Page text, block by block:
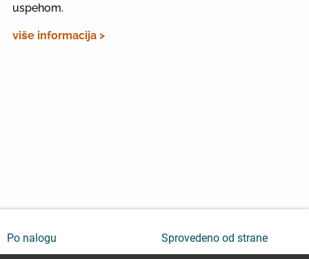
uspehom.
više informacija >
Po nalogu Sprovedeno od strane